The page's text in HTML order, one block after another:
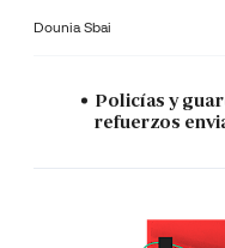
Dounia Sbai
Policías y
refuerzos